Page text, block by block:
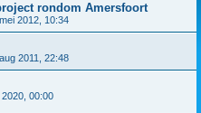
rondom Amersfoort
2012, 10:34
2011, 22:48
2020, 00:00